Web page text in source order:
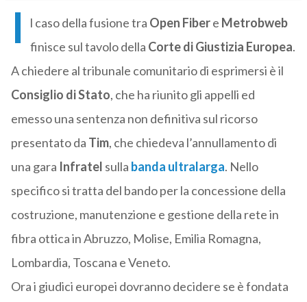
I l caso della fusione tra Open Fibere Metrobweb
finisce sul tavolo della Corte di Giustizia Europea.
A chiedere al tribunale comunitario di esprimersi è il
Consiglio di Stato, che ha riunito gli appelli ed
emesso una sentenza non definitiva sul ricorso
presentato da Tim, che chiedeva l’annullamento di
una gara Infratel sulla banda ultralarga. Nello
specifico si tratta del bando per la concessione della
costruzione, manutenzione e gestione della rete in
fibra ottica in Abruzzo, Molise, Emilia Romagna,
Lombardia, Toscana e Veneto.
Ora i giudici europei dovranno decidere se è fondata